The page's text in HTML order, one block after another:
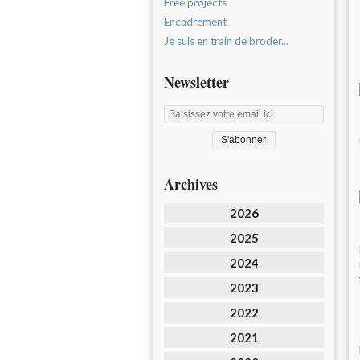
Encadrement
Je suis en train de broder...
Newsletter
Archives
2026
2025
2024
2023
2022
2021